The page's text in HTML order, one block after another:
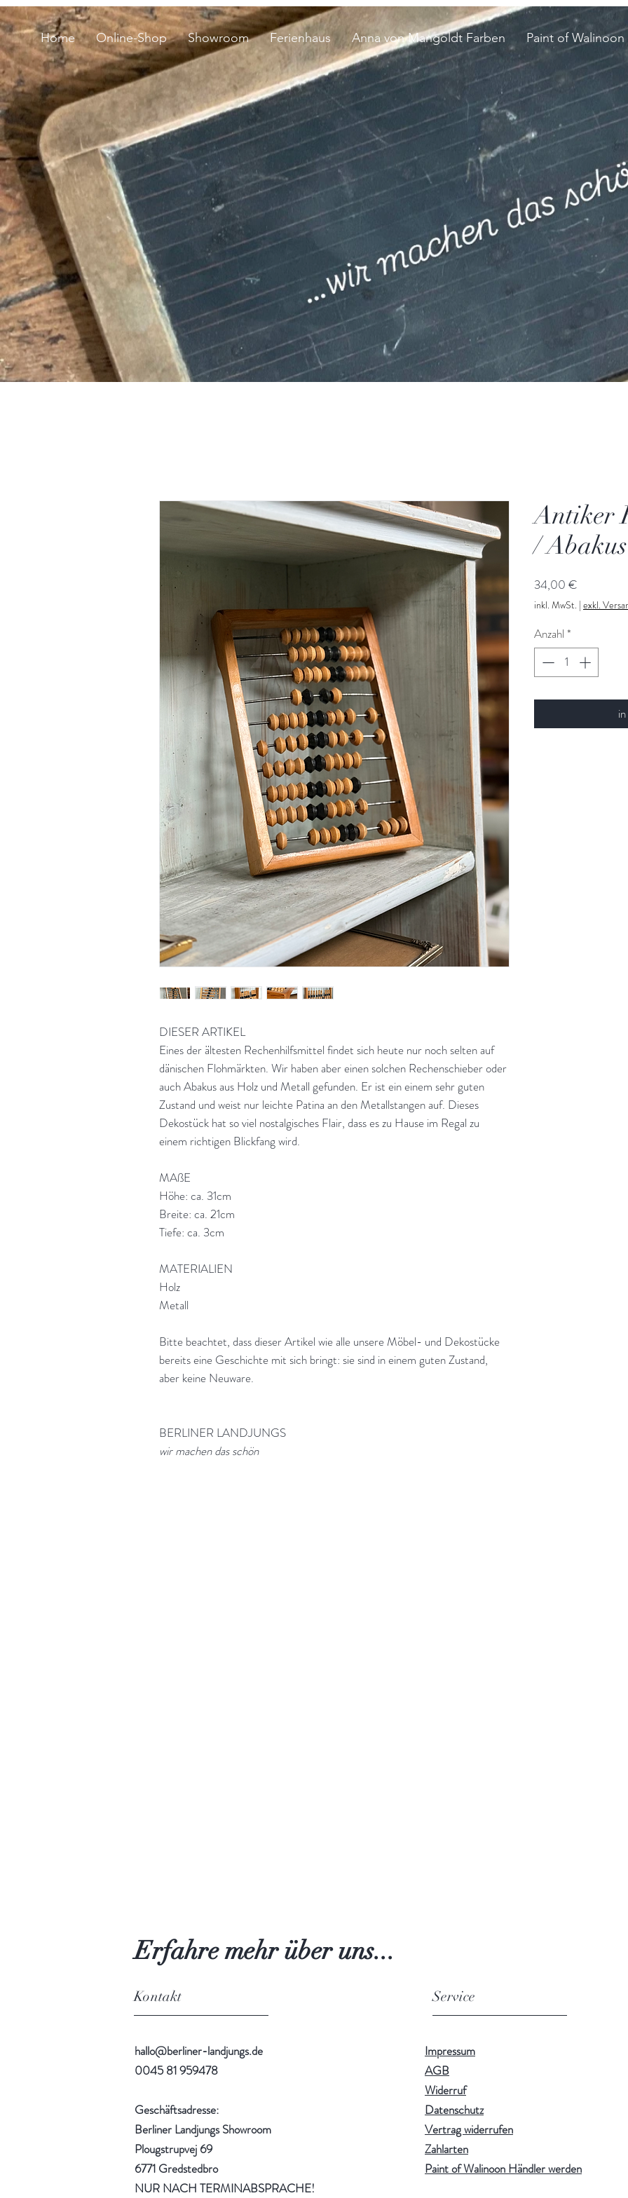
Home Online-Shop Showroom Ferienhaus Anna von Mangoldt Farben Paint of Walinoon
DIESER ARTIKEL
Eines der ältesten Rechenhilfsmittel findet sich heute nur noch selten auf
dänischen Flohmärkten. Wir haben aber einen solchen Rechenschieber oder
auch Abakus aus Holz und Metall gefunden. Er ist ein einem sehr guten
Zustand und weist nur leichte Patina an den Metallstangen auf. Dieses
Dekostück hat so viel nostalgisches Flair, dass es zu Hause im Regal zu
einem richtigen Blickfang wird.
MAßE
Höhe: ca. 31cm
Breite: ca. 21cm
Tiefe: ca. 3cm
MATERIALIEN
Holz
Metall
Bitte beachtet, dass dieser Artikel wie alle unsere Möbel- und Dekostücke
bereits eine Geschichte mit sich bringt: sie sind in einem guten Zustand,
aber keine Neuware.
BERLINER LANDJUNGS
wir machen das schön
Antiker
/ Abakus
34,00 €
inkl. MwSt. | exkl.
Anzahl *
Erfahre mehr über uns...
Kontakt
hallo@berliner-landjungs.de
0045 81 959478
Geschäftsadresse:
Berliner Landjungs Showroom
Plougstrupvej 69
6771 Gredstedbro
NUR NACH TERMINABSPRACHE!
Service
Impressum
AGB
Widerruf
Datenschutz
Vertrag widerrufen
Zahlarten
Paint of Walinoon Händler werden